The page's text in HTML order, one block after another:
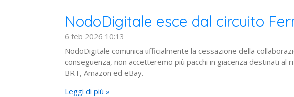
NodoDigitale esce dal circuito
6 feb 2026 10:13
NodoDigitale comunica ufficialmente la cessazione della
conseguenza, non accetteremo più pacchi in giacenza destinati
BRT, Amazon ed eBay.
Leggi di più »